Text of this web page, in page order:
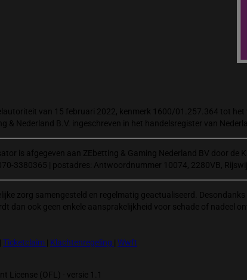
van 15 februari 2022, kenmerk 1600/01.257.364 tot het
& Nederland B.V. ingeschreven in het handelsregister van
is afgegeven aan ZEbetting & Gaming Nederland BV door de
3380365 | postadres: Antwoordnummer 10074, 2280VB,
zorg samengesteld en regelmatig geactualiseerd.
dan ook geen enkele aansprakelijkheid voor schade of nadeel
Ticketclaim Klachtenregeling Wwft
License (OFL) - versie 1.1